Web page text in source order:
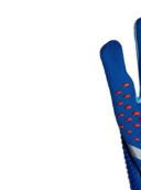
оплаты